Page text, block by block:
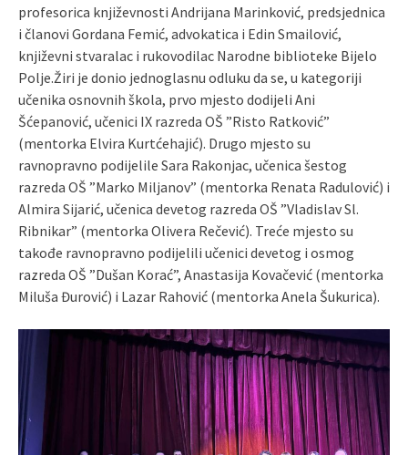
profesorica književnosti Andrijana Marinković, predsjednica
i članovi Gordana Femić, advokatica i Edin Smailović,
književni stvaralac i rukovodilac Narodne biblioteke Bijelo
Polje.Žiri je donio jednoglasnu odluku da se, u kategoriji
učenika osnovnih škola, prvo mjesto dodijeli Ani
Šćepanović, učenici IX razreda OŠ ”Risto Ratković”
(mentorka Elvira Kurtćehajić). Drugo mjesto su
ravnopravno podijelile Sara Rakonjac, učenica šestog
razreda OŠ ”Marko Miljanov” (mentorka Renata Radulović) i
Almira Sijarić, učenica devetog razreda OŠ ”Vladislav Sl.
Ribnikar” (mentorka Olivera Rečević). Treće mjesto su
takođe ravnopravno podijelili učenici devetog i osmog
razreda OŠ ”Dušan Korać”, Anastasija Kovačević (mentorka
Miluša Đurović) i Lazar Rahović (mentorka Anela Šukurica).